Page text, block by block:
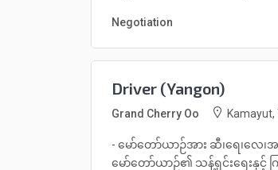
Negotiation
Driver (Yangon)
Grand Cherry Oo Kamayut,
- မော်တော်ယာဉ်အား ဆီ၊ရေ၊လေ၊အ
မော်တော်ယာဉ်၏ သန့်ရှင်းရေးနှင့် က